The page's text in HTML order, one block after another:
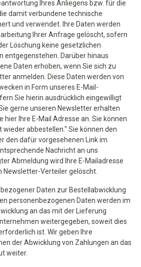
Ihres Anliegens bzw. für die
damit verbundene technische
und verwendet. Ihre Daten werden
Ihrer Anfrage gelöscht, sofern
Löschung keine gesetzlichen
entgegenstehen. Darüber hinaus
Daten erhoben, wenn Sie sich zu
anmelden. Diese Daten werden von
in Form unseres E-Mail-
Sie hierin ausdrücklich eingewilligt
gerne unseren Newsletter erhalten
hier Ihre E-Mail Adresse an. Sie können
abbestellen." Sie können den
den dafür vorgesehenen Link im
Nachricht an uns
Abmeldung wird Ihre E-Mailadresse
Newsletter-Verteiler gelöscht.
Daten zur Bestellabwicklung
personenbezogenen Daten werden im
an das mit der Lieferung
weitergegeben, soweit dies
ist. Wir geben Ihre
der Abwicklung von Zahlungen an das
weiter.